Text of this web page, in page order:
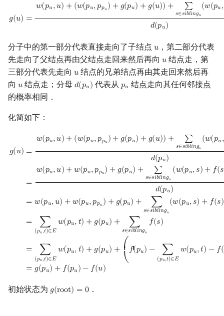
Meissel–Lehmer 算法
Stern–Brocot 树与 Farey
二次域
𝑔(𝑢) =
𝑤(𝑝𝑢,𝑢) + (𝑤(𝑝𝑢,𝑝𝑝𝑢) +𝑔(𝑝𝑢) +𝑔(𝑢)) + ∑
𝑠∈𝑠𝑖𝑏𝑙𝑖𝑛𝑔𝑢
(𝑤(𝑝𝑢,
𝑑(𝑝𝑢)
pu,u)+(w pu,ppu)+g( p u)+g(u)) +∑s ∈sibling (w( u,s)+f(s
分子中的第一部分代表直接走向了子结点 𝑢
u ，第二部分代表
先走向了父结点再由父结点走回来然后再向 𝑢
u 结点走，第
三部分代表先走向 𝑢
u 结点的兄弟结点再由其走回来然后再
向 𝑢
u 结点走；分母𝑑(𝑝𝑢)
d(pu) 代表从 𝑝𝑢
pu 结点走向其任何邻接点
的概率相同．
化简如下：
𝑔(𝑢) =
𝑤(𝑝𝑢,𝑢) + (𝑤(𝑝𝑢,𝑝𝑝𝑢) +𝑔(𝑝𝑢) +𝑔(𝑢)) + ∑
𝑠∈𝑠𝑖𝑏𝑙𝑖𝑛𝑔𝑢
(𝑤(𝑝𝑢,
𝑑(𝑝𝑢)
=
𝑤(𝑝𝑢,𝑢) +𝑤(𝑝𝑢,𝑝𝑝𝑢) +𝑔(𝑝𝑢) + ∑
𝑠∈𝑠𝑖𝑏𝑙𝑖𝑛𝑔𝑢
(𝑤(𝑝𝑢,𝑠) + 𝑓(𝑠
𝑑(𝑝𝑢)
= 𝑤(𝑝𝑢,𝑢) +𝑤(𝑝𝑢,𝑝𝑝𝑢) +𝑔(𝑝𝑢) + ∑
𝑠∈𝑠𝑖𝑏𝑙𝑖𝑛𝑔𝑢
(𝑤(𝑝𝑢,𝑠) + 𝑓(𝑠)
=
∑
(𝑝𝑢,𝑡)∈𝐸
𝑤(𝑝𝑢,𝑡) +𝑔(𝑝𝑢) + ∑
𝑠∈𝑠𝑖𝑏𝑙𝑖𝑛𝑔𝑢
𝑓(𝑠)
= ∑
(𝑝𝑢,𝑡)∈𝐸
𝑤(𝑝𝑢,𝑡) +𝑔(𝑝𝑢) + ⎛⎜ ⎜
⎝
𝑓(𝑝𝑢) − ∑
(𝑝𝑢,𝑡)∈𝐸
𝑤(𝑝𝑢,𝑡) − 𝑓(
= 𝑔(𝑝𝑢) + 𝑓(𝑝𝑢) − 𝑓(𝑢)
pu,u)+(w pu,ppu)+g( p u)+g(u))+ ∑s ∈sibling (w( u,s)+f(s
初始状态为 𝑔(root) = 0
g(root) =0 ．